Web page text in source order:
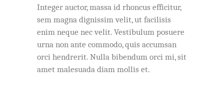
Integer auctor, massa id rhoncus efficitur,
sem magna dignissim velit, ut facilisis
enim neque nec velit. Vestibulum posuere
urna non ante commodo, quis accumsan
orci hendrerit. Nulla bibendum orci mi, sit
amet malesuada diam mollis et.